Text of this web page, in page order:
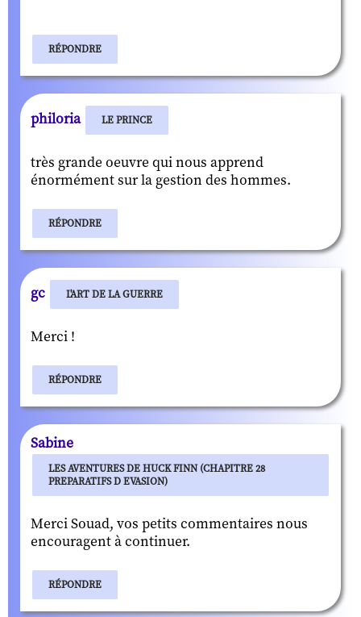
RÉPONDRE
philoria LE PRINCE
très grande oeuvre qui nous apprend
énormément sur la gestion des hommes.
RÉPONDRE
gc L'ART DE LA GUERRE
Merci !
RÉPONDRE
Sabine
LES AVENTURES DE HUCK FINN (CHAPITRE 28
PREPARATIFS D EVASION)
Merci Souad, vos petits commentaires nous
encouragent à continuer.
RÉPONDRE